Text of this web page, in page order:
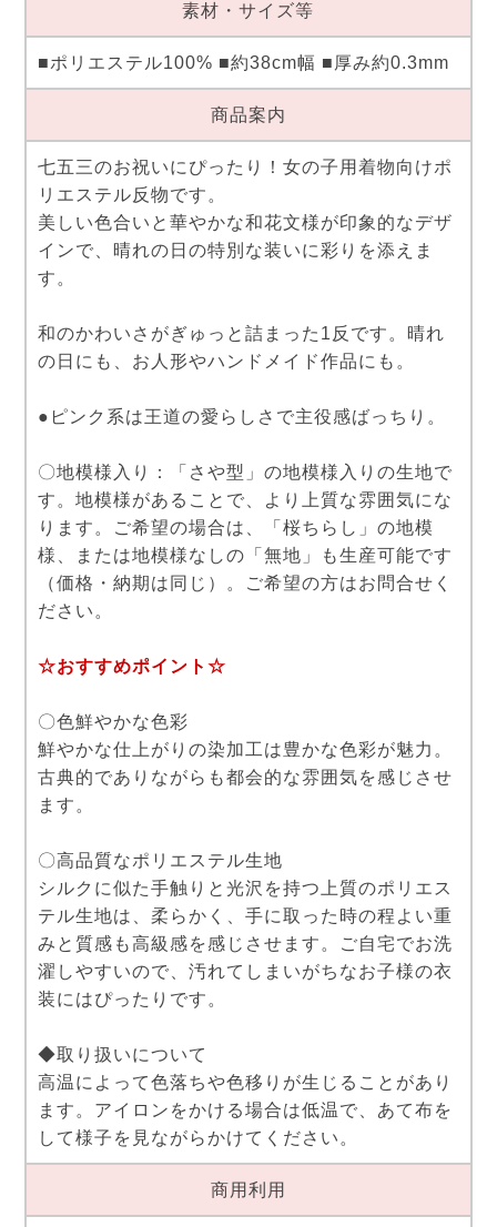
素材・サイズ等
■ポリエステル100% ■約38cm幅 ■厚み約0.3mm
商品案内
七五三のお祝いにぴったり！女の子用着物向けポ
リエステル反物です。
美しい色合いと華やかな和花文様が印象的なデザ
インで、晴れの日の特別な装いに彩りを添えま
す。
和のかわいさがぎゅっと詰まった1反です。晴れ
の日にも、お人形やハンドメイド作品にも。
●ピンク系は王道の愛らしさで主役感ばっちり。
〇地模様入り：「さや型」の地模様入りの生地で
す。地模様があることで、より上質な雰囲気にな
ります。ご希望の場合は、「桜ちらし」の地模
様、または地模様なしの「無地」も生産可能です
（価格・納期は同じ）。ご希望の方はお問合せく
ださい。
☆おすすめポイント☆
〇色鮮やかな色彩
鮮やかな仕上がりの染加工は豊かな色彩が魅力。
古典的でありながらも都会的な雰囲気を感じさせ
ます。
〇高品質なポリエステル生地
シルクに似た手触りと光沢を持つ上質のポリエス
テル生地は、柔らかく、手に取った時の程よい重
みと質感も高級感を感じさせます。ご自宅でお洗
濯しやすいので、汚れてしまいがちなお子様の衣
装にはぴったりです。
◆取り扱いについて
高温によって色落ちや色移りが生じることがあり
ます。アイロンをかける場合は低温で、あて布を
して様子を見ながらかけてください。
商用利用